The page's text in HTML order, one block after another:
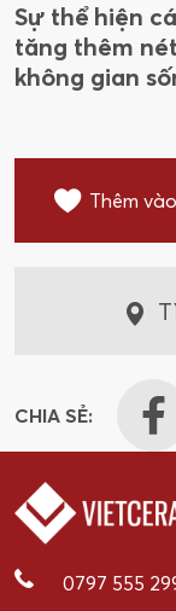
Sự thể hiện
tăng thêm
không gian
Thêm
CHIA SẺ:
0797 555